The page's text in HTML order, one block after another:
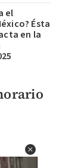
el
Ésta
en la